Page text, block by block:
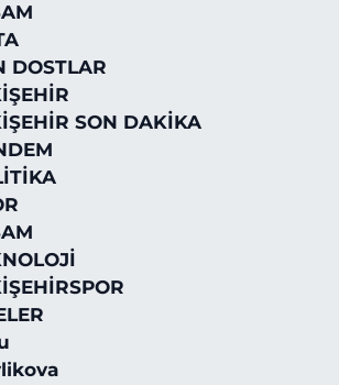
DOSTLAR
SON DAKİKA